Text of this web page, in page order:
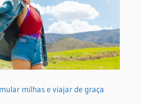
milhas e viajar de graça